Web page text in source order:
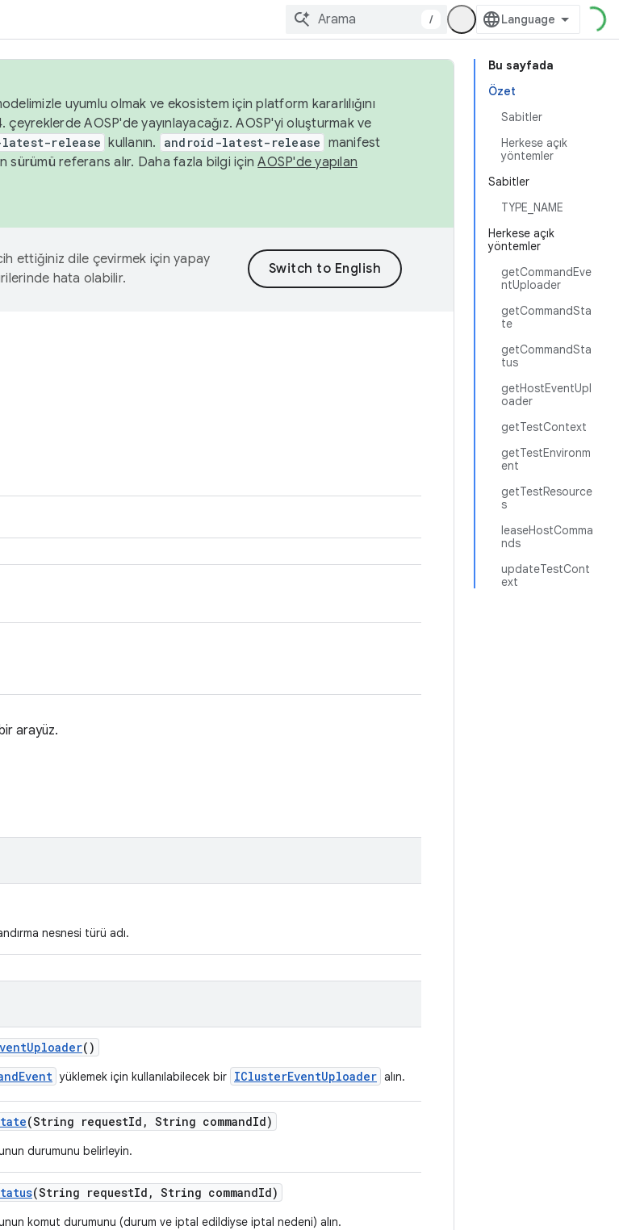
/
Bu sayfada
Özet
Sabitler
Herkese açık
yöntemler
Sabitler
TYPE_NAME
Herkese açık
yöntemler
getCommandEve
ntUploader
getCommandSta
te
getCommandSta
tus
getHostEventUpl
oader
getTestContext
getTestEnvironm
ent
getTestResource
s
leaseHostComma
nds
updateTestCont
ext
uyumlu olmak ve ekosistem için platform kararlılığını
AOSP'de yayınlayacağız. AOSP'yi oluşturmak ve
latest-release kullanın. android-latest-release manifest
sürümü referans alır. Daha fazla bilgi içinAOSP'de yapılan
ettiğiniz dile çevirmek için yapay
hata olabilir.
arayüz.
nesnesi türü adı.
Uploader()
yüklemek için kullanılabilecek bir IClusterEventUploader alın.
(String requestId , String commandId)
durumunu belirleyin.
(String requestId , String commandId)
komut durumunu (durum ve iptal edildiyse iptal nedeni) alın.